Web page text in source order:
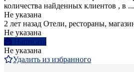
количества найденных клиентов , в ...
Не указана
2 лет назад Отели, рестораны,
Не указана
Написать
Не указана
Удалить из избранного